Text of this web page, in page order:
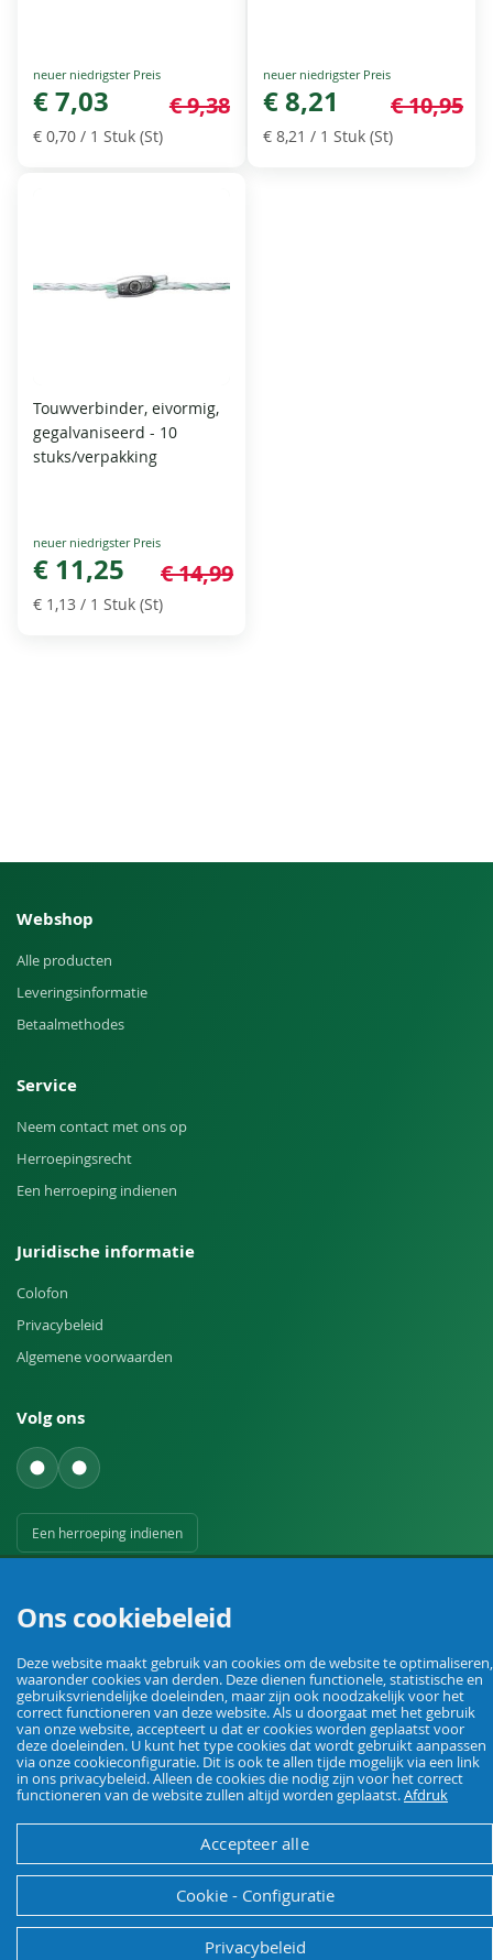
Special
Price
€ 7,03 € 9,38
€ 0,70 / 1 Stuk (St)
Special
Price
€ 8,21 € 10,95
€ 8,21 / 1 Stuk (St)
Touwverbinder, eivormig,
gegalvaniseerd - 10
stuks/verpakking
Special
Price
€ 11,25 € 14,99
€ 1,13 / 1 Stuk (St)
Webshop
Alle producten
Leveringsinformatie
Betaalmethodes
Service
Neem contact met ons op
Herroepingsrecht
Een herroeping indienen
Juridische informatie
Colofon
Privacybeleid
Algemene voorwaarden
Volg ons
Een herroeping indienen
Uw vakhandel voor landbouw, veehouderij, huis, erf en tuin.
© Agrarking. Alle rechten voorbehouden.
Algemene voorwaardenPrivacybeleid HerroepingsrechtColofon
Ons cookiebeleid
Deze website maakt gebruik van cookies om de website te optimaliseren,
waaronder cookies van derden. Deze dienen functionele, statistische en
gebruiksvriendelijke doeleinden, maar zijn ook noodzakelijk voor het
correct functioneren van deze website. Als u doorgaat met het gebruik
van onze website, accepteert u dat er cookies worden geplaatst voor
deze doeleinden. U kunt het type cookies dat wordt gebruikt aanpassen
via onze cookieconfiguratie. Dit is ook te allen tijde mogelijk via een link
in ons privacybeleid. Alleen de cookies die nodig zijn voor het correct
functioneren van de website zullen altijd worden geplaatst.Afdruk
Accepteer alle
Cookie - Configuratie
Privacybeleid